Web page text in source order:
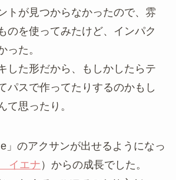
トが見つからなかったので、雰
のを使ってみたけど、インパク
った。
した形だから、もしかしたらテ
パスで作ってたりするのかもし
思ったり。
e」のアクサンが出せるようになっ
イエナ ）からの成長でした。